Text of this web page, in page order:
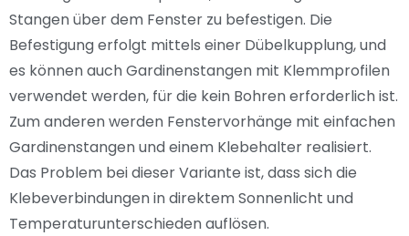
Stangen über dem Fenster zu befestigen. Die
Befestigung erfolgt mittels einer Dübelkupplung, und
es können auch Gardinenstangen mit Klemmprofilen
verwendet werden, für die kein Bohren erforderlich ist.
Zum anderen werden Fenstervorhänge mit einfachen
Gardinenstangen und einem Klebehalter realisiert.
Das Problem bei dieser Variante ist, dass sich die
Klebeverbindungen in direktem Sonnenlicht und
Temperaturunterschieden auflösen.